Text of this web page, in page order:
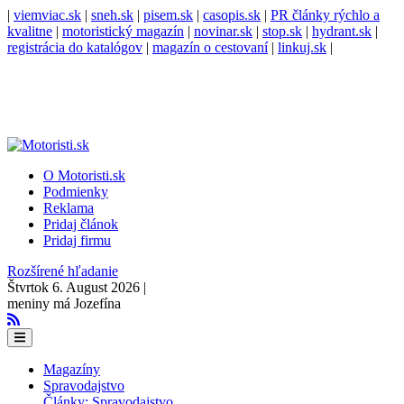
| viemviac.sk | sneh.sk | pisem.sk | casopis.sk | PR články rýchlo a
kvalitne | motoristický magazín | novinar.sk | stop.sk | hydrant.sk |
registrácia do katalógov | magazín o cestovaní| linkuj.sk |
O Motoristi.sk
Podmienky
Reklama
Pridaj článok
Pridaj firmu
Rozšírené hľadanie
Štvrtok 6. August 2026 |
meniny má Jozefína
Magazíny
Spravodajstvo